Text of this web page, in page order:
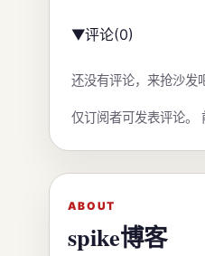
▶评论(0)
还没有评论，来抢沙发
仅订阅者可发表评论。
ABOUT
spike博客